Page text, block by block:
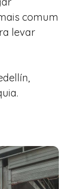
comum
levar